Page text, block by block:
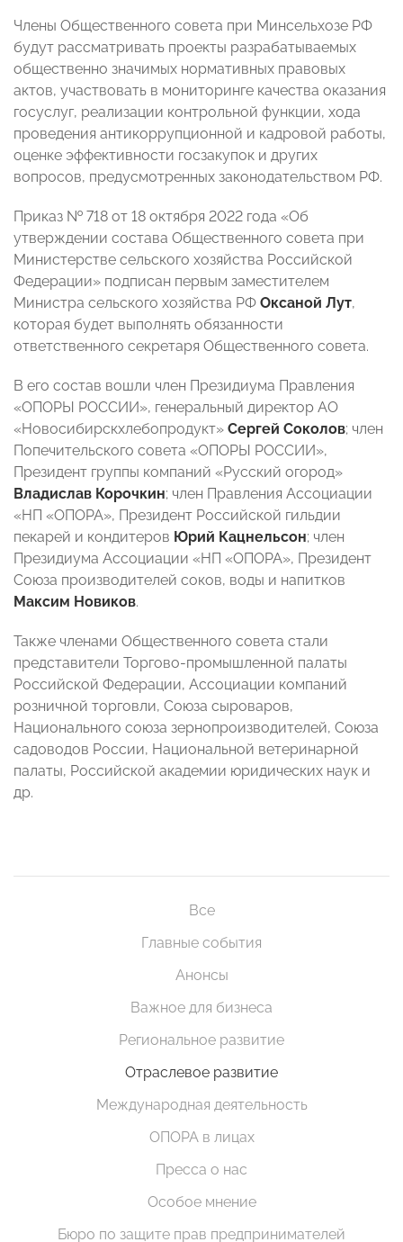
Члены Общественного совета при Минсельхозе РФ
будут рассматривать проекты разрабатываемых
общественно значимых нормативных правовых
актов, участвовать в мониторинге качества оказания
госуслуг, реализации контрольной функции, хода
проведения антикоррупционной и кадровой работы,
оценке эффективности госзакупок и других
вопросов, предусмотренных законодательством РФ.
Приказ № 718 от 18 октября 2022 года «Об
утверждении состава Общественного совета при
Министерстве сельского хозяйства Российской
Федерации» подписан первым заместителем
Министра сельского хозяйства РФ Оксаной Лут,
которая будет выполнять обязанности
ответственного секретаря Общественного совета.
В его состав вошли член Президиума Правления
«ОПОРЫ РОССИИ», генеральный директор АО
«Новосибирскхлебопродукт» Сергей Соколов; член
Попечительского совета «ОПОРЫ РОССИИ»,
Президент группы компаний «Русский огород»
Владислав Корочкин; член Правления Ассоциации
«НП «ОПОРА», Президент Российской гильдии
пекарей и кондитеров Юрий Кацнельсон; член
Президиума Ассоциации «НП «ОПОРА», Президент
Союза производителей соков, воды и напитков
Максим Новиков.
Также членами Общественного совета стали
представители Торгово-промышленной палаты
Российской Федерации, Ассоциации компаний
розничной торговли, Союза сыроваров,
Национального союза зернопроизводителей, Союза
садоводов России, Национальной ветеринарной
палаты, Российской академии юридических наук и
др.
Все
Главные события
Анонсы
Важное для бизнеса
Региональное развитие
Отраслевое развитие
Международная деятельность
ОПОРА в лицах
Пресса о нас
Особое мнение
Бюро по защите прав предпринимателей